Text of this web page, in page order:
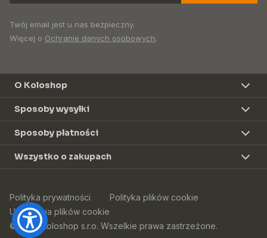
Twój email jest u nas bezpieczny.
Więcej o Ochranie danych osobowych.
O Koloshop
Sposoby wysyłki
Sposoby płatności
Wszystko o zakupach
Polityka prywatności
Polityka plików cookie
Ustawienia plików cookie
© 2026 Koloshop s.r.o. Wszelkie prawa zastrzeżone.